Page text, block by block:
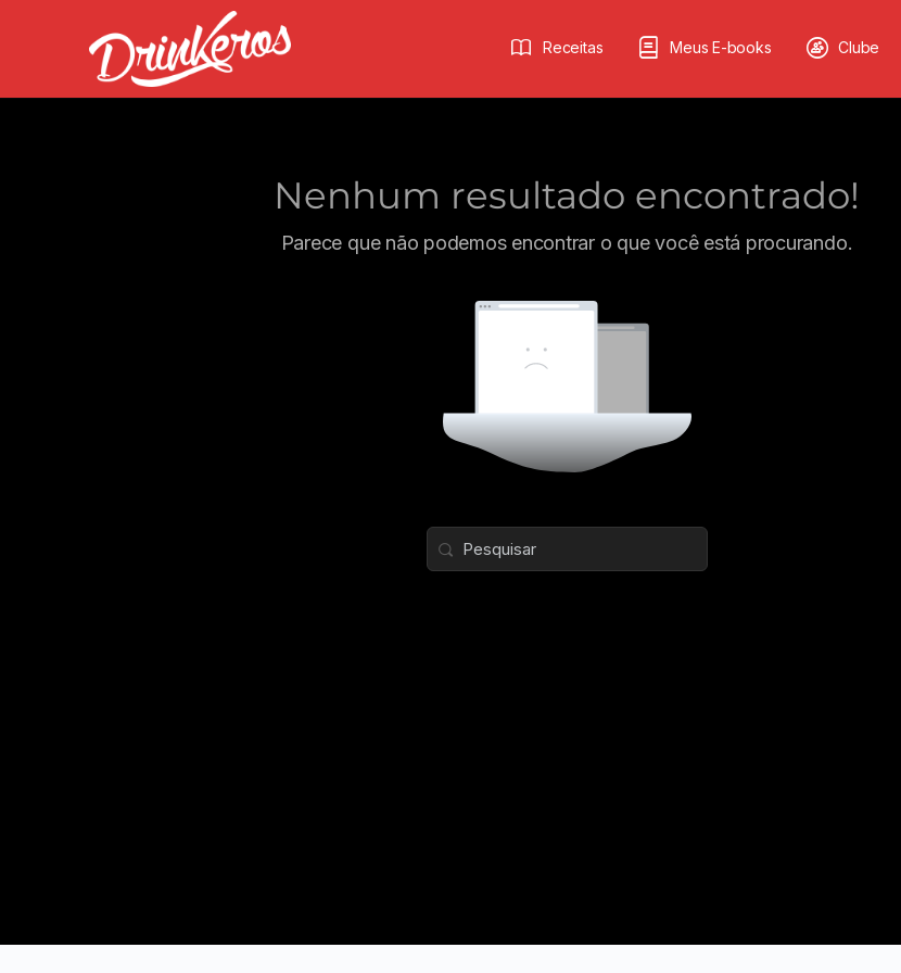
Receitas Meus E-books Clube
Nenhum resultado encontrado!
Parece que não podemos encontrar o que você está procurando.